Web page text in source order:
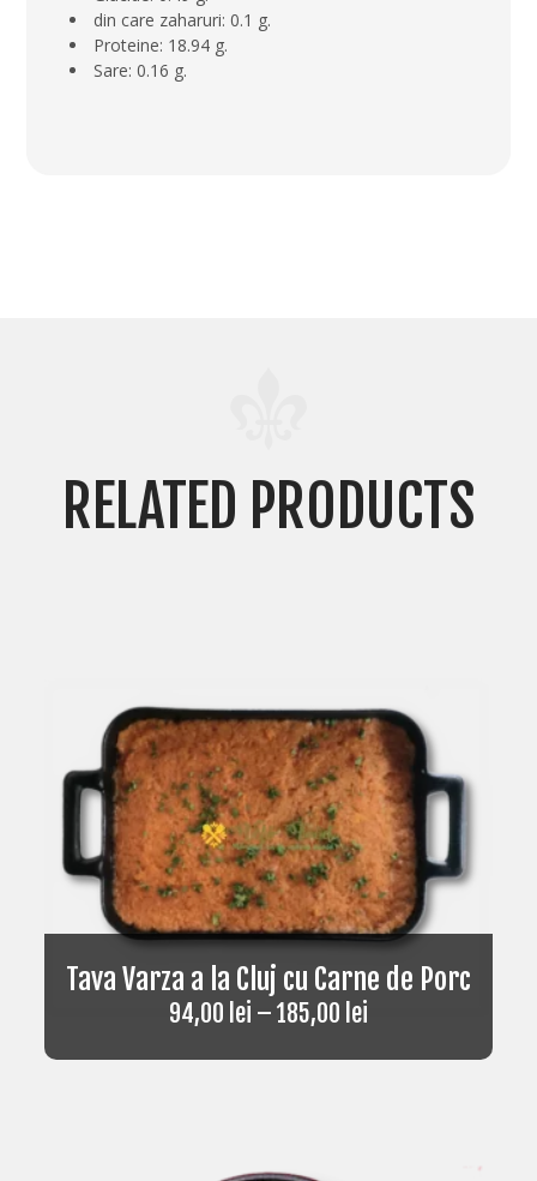
din care zaharuri: 0.1 g.
Proteine: 18.94 g.
Sare: 0.16 g.
RELATED PRODUCTS
Tava Varza a la Cluj cu Carne de Porc
94,00 lei – 185,00 lei